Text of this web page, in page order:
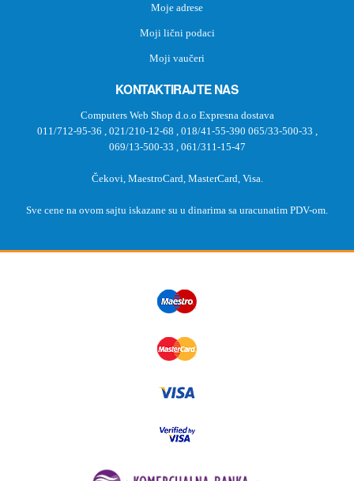
Moje adrese
Moji lični podaci
Moji vaučeri
KONTAKTIRAJTE NAS
Computers Web Shop d.o.o Expresna dostava
011/712-95-36
021/210-12-68 018/41-55-390 065/33-500-33
069/13-500-33
061/311-15-47
Čekovi, MaestroCard, MasterCard, Visa.
Sve cene na ovom sajtu iskazane su u dinarima sa uracunatim PDV-om.